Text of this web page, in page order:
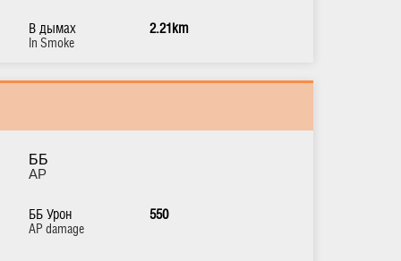
В дымах
In Smoke
2.21km
ББ
AP
ББ Урон
AP damage
550